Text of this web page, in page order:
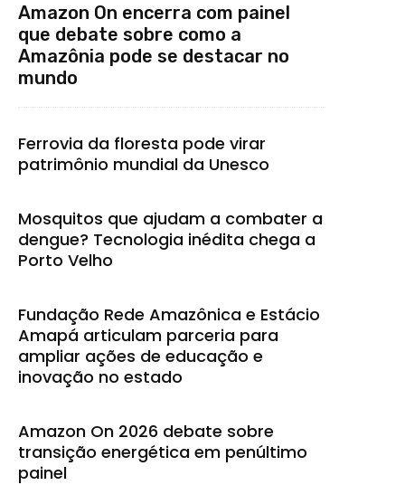
Amazon On encerra com painel
que debate sobre como a
Amazônia pode se destacar no
mundo
Ferrovia da floresta pode virar
patrimônio mundial da Unesco
Mosquitos que ajudam a combater a
dengue? Tecnologia inédita chega a
Porto Velho
Fundação Rede Amazônica e Estácio
Amapá articulam parceria para
ampliar ações de educação e
inovação no estado
Amazon On 2026 debate sobre
transição energética em penúltimo
painel